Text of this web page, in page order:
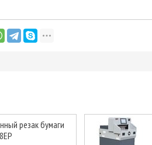
резак бумаги